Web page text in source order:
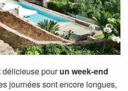
pourun week-end
journées sont encore longues,